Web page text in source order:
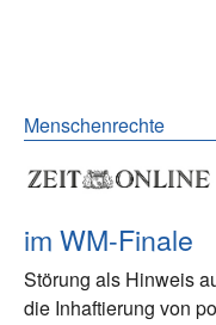
Menschenrechte
im WM-Finale
Störung als Hinweis
die Inhaftierung von